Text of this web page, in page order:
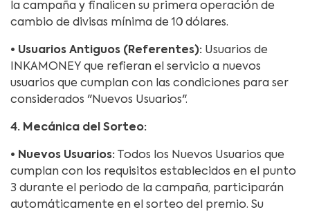
la campaña y finalicen su primera operación de
cambio de divisas mínima de 10 dólares.
• Usuarios Antiguos (Referentes): Usuarios de
INKAMONEY que refieran el servicio a nuevos
usuarios que cumplan con las condiciones para ser
considerados "Nuevos Usuarios".
4. Mecánica del Sorteo:
• Nuevos Usuarios: Todos los Nuevos Usuarios que
cumplan con los requisitos establecidos en el punto
3 durante el periodo de la campaña, participarán
automáticamente en el sorteo del premio. Su